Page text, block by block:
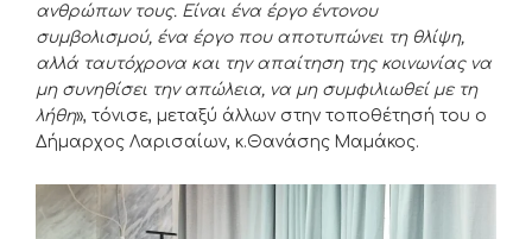
ανθρώπων τους. Είναι ένα έργο έντονου
συμβολισμού, ένα έργο που αποτυπώνει τη θλίψη,
αλλά ταυτόχρονα και την απαίτηση της κοινωνίας να
μη συνηθίσει την απώλεια, να μη συμφιλιωθεί με τη
λήθη», τόνισε, μεταξύ άλλων στην τοποθέτησή του ο
Δήμαρχος Λαρισαίων, κ.Θανάσης Μαμάκος.